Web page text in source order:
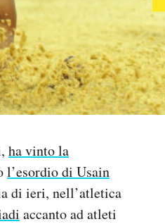
ha vinto la
l’esordio di Usain
di ieri, nell’atletica
accanto ad atleti